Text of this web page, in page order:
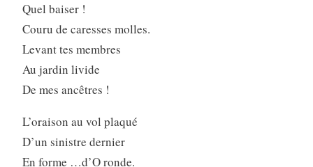
Quel baiser !
Couru de caresses molles.
Levant tes membres
Au jardin livide
De mes ancêtres !
L’oraison au vol plaqué
D’un sinistre dernier
En forme …d’O ronde.